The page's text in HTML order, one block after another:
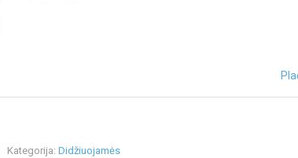
Kategorija: Didžiuojamės